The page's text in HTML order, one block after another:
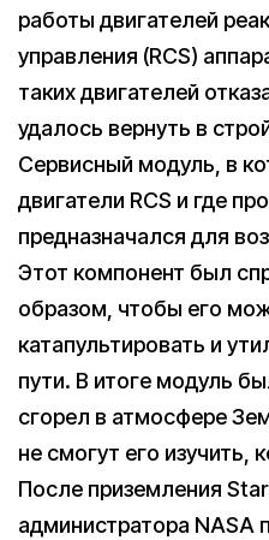
работы двигателей
управления (RCS)
таких двигателей
удалось вернуть в
Сервисный модуль, в
двигатели RCS и где
предназначался для
Этот компонент был
образом, чтобы его
катапультировать и
пути. В итоге модуль
сгорел в атмосфере
не смогут его изучить,
После приземления
администратора NASA